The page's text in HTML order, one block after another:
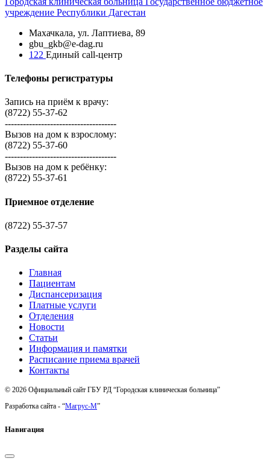
учреждение Республики Дагестан
Махачкала, ​ул. Лаптиева, 89
gbu_gkb@e-dag.ru
122 Единый call-центр
Телефоны регистратуры
Запись на приём к врачу:
(8722) 55-37-62
-------------------------------------
Вызов на дом к взрослому:
(8722) 55-37-60
-------------------------------------
Вызов на дом к ребёнку:
(8722) 55-37-61
Приемное отделение
(8722) 55-37-57
Разделы сайта
Главная
Пациентам
Диспансеризация
Платные услуги
Отделения
Новости
Статьи
Информация и памятки
Расписание приема врачей
Контакты
© 2026 Официальный сайт ГБУ РД “Городская клиническая больница”
Разработка сайта - “Магрус-М”
Навигация